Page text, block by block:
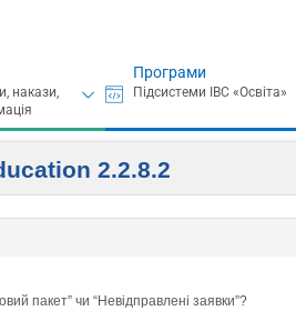
Програми
2.2.8.2
пакет” чи “Невідправлені заявки”?